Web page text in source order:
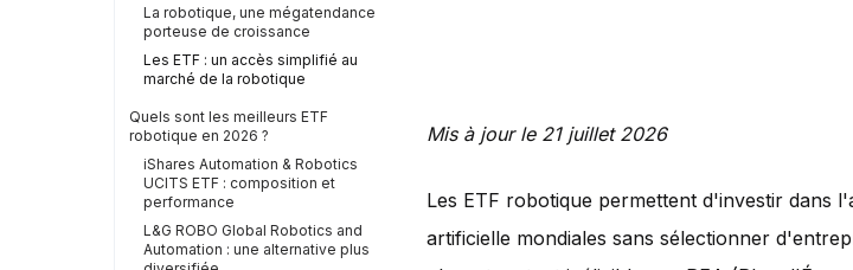
La robotique, une mégatendance
porteuse de croissance
Les ETF : un accès simplifié au
marché de la robotique
Quels sont les meilleurs ETF
robotique en 2026 ?
iShares Automation & Robotics
UCITS ETF : composition et
performance
L&G ROBO Global Robotics and
Automation : une alternative plus
Mis à jour le 21 juillet 2026
Les ETF robotique permettent d'investir dans
artificielle mondiales sans sélectionner